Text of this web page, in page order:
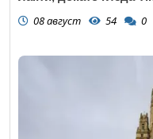
08 август 54 0